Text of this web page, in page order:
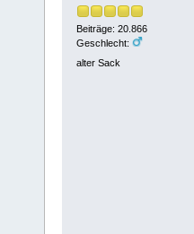
Beiträge: 20.866
Geschlecht:
alter Sack